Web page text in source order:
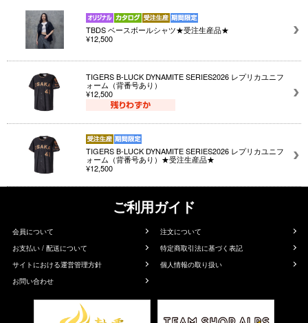
TBDS ベースボールシャツ★受注生産品★
¥12,500
TIGERS B-LUCK DYNAMITE SERIES2026 レプリカユニフ
ォーム（背番号あり）
¥12,500
TIGERS B-LUCK DYNAMITE SERIES2026 レプリカユニフ
ォーム（背番号あり）★受注生産品★
¥12,500
ご利用ガイド
会員について
注文について
お支払い / 配送について
特定商取引法に基づく表記
サイトにおける運営管理方針
個人情報の取り扱い
お問い合わせ